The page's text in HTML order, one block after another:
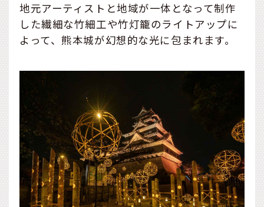
地元アーティストと地域が一体となって制作
した繊細な竹細工や竹灯籠のライトアップに
よって、熊本城が幻想的な光に包まれます。